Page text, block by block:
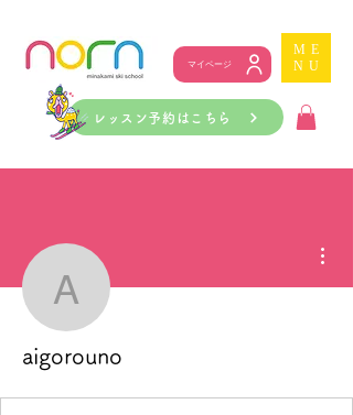
マイページ
ME
NU
レッスン予約はこちら
aigorouno
aigorouno